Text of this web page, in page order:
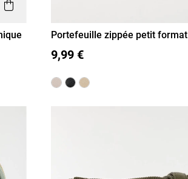
Aperçu rapide
T U
Portefeuille zippée petit format
9,99 €